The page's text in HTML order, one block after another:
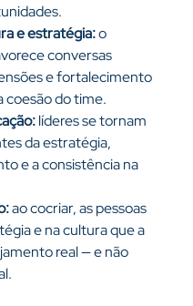
e estratégia: o
conversas
e fortalecimento
coesão do time.
líderes se tornam
da estratégia,
e a consistência na
ao cocriar, as pessoas
e na cultura que a
real — e não